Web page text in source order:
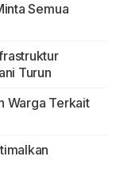
Semua
Turun
Warga Terkait